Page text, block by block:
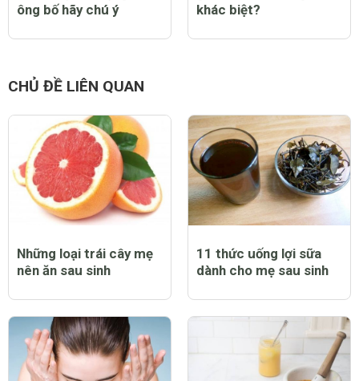
ông bố hãy chú ý
khác biệt?
CHỦ ĐỀ LIÊN QUAN
Những loại trái cây mẹ
nên ăn sau sinh
11 thức uống lợi sữa
dành cho mẹ sau sinh